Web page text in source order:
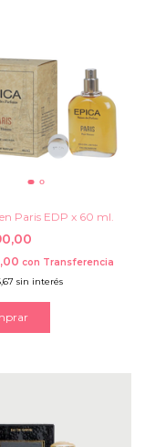
Paris EDP x 60 ml.
con Transferencia
sin interés